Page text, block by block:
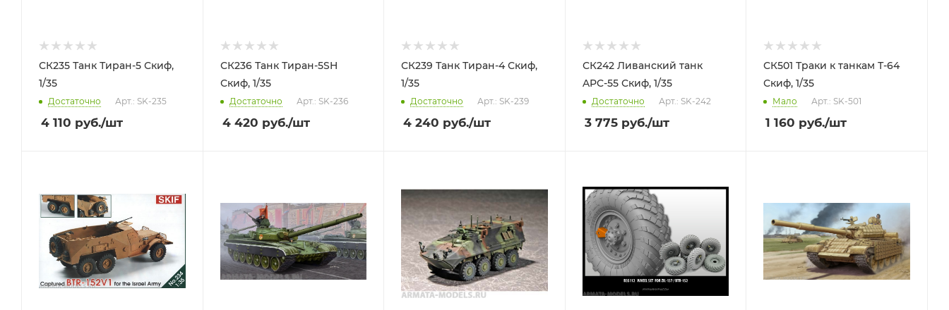
СК235 Танк Тиран-5 Скиф,
1/35
Достаточно Арт.: SK-235
4 110 руб./шт
СК236 Танк Тиран-5SH
Скиф, 1/35
Достаточно Арт.: SK-236
4 420 руб./шт
СК239 Танк Тиран-4 Скиф,
1/35
Достаточно Арт.: SK-239
4 240 руб./шт
СК242 Ливанский танк
APC-55 Скиф, 1/35
Достаточно Арт.: SK-242
3 775руб./шт
СК501 Траки к танкам Т-64
Скиф, 1/35
Мало Арт.: SK-501
1 160 руб./шт